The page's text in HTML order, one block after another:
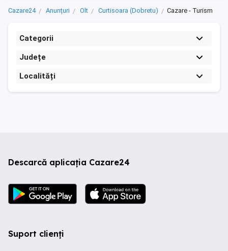
Cazare24 Anunțuri Olt Curtisoara (Dobretu) Cazare - Turism
Categorii
Județe
Localități
Descarcă aplicația Cazare24
Suport clienți